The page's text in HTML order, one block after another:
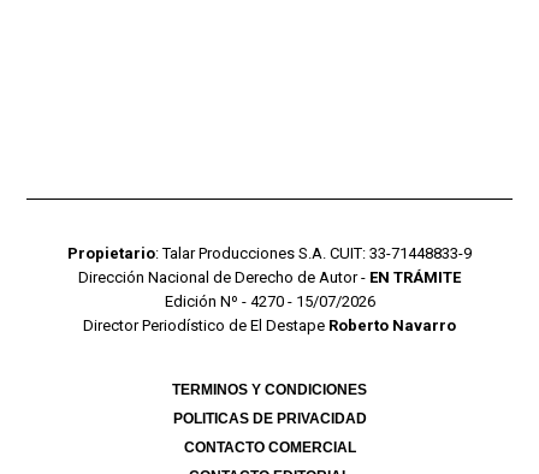
Propietario: Talar Producciones S.A. CUIT: 33-71448833-9
Dirección Nacional de Derecho de Autor - EN TRÁMITE
Edición Nº - 4270 - 15/07/2026
Director Periodístico de El Destape Roberto Navarro
TERMINOS Y CONDICIONES
POLITICAS DE PRIVACIDAD
CONTACTO COMERCIAL